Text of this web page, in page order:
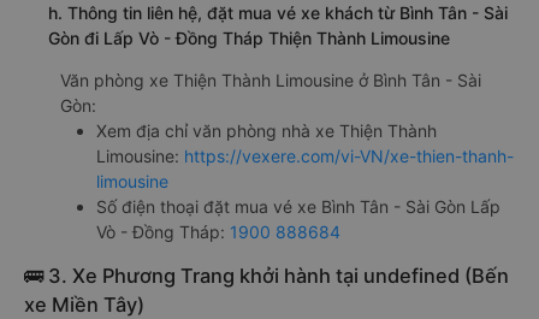
h. Thông tin liên hệ, đặt mua vé xe khách từ Bình Tân - Sài
Gòn đi Lấp Vò - Đồng Tháp Thiện Thành Limousine
Văn phòng xe Thiện Thành Limousine ở Bình Tân - Sài
Gòn:
Xem địa chỉ văn phòng nhà xe Thiện Thành
Limousine: https://vexere.com/vi-VN/xe-thien-thanh-
limousine
Số điện thoại đặt mua vé xe Bình Tân - Sài Gòn Lấp
Vò - Đồng Tháp: 1900 888684
🚌 3. Xe Phương Trang khởi hành tại undefined (Bến
xe Miền Tây)